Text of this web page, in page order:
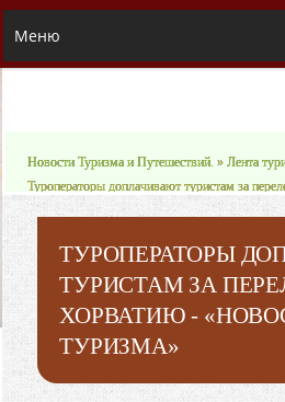
Меню
Новости Туризма и Путешествий. »Лента
Туроператоры доплачивают туристам за
ТУРОПЕРАТОРЫ
ТУРИСТАМ ЗА
ХОРВАТИЮ -
ТУРИЗМА»